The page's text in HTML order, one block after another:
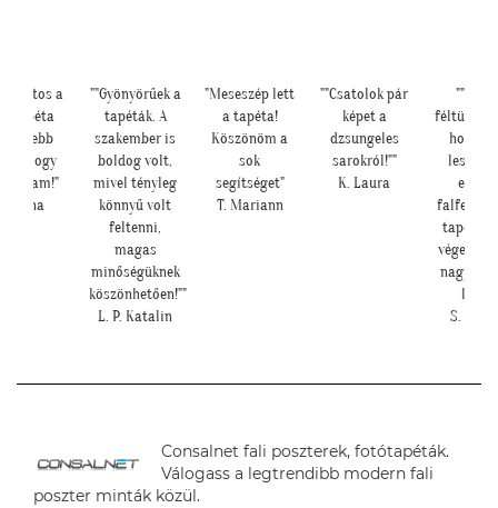
a
szebb
ahogy
Ilona
""Gyönyörűek a
tapéták. A
szakember is
boldog volt,
mivel tényleg
könnyű volt
feltenni,
magas
minőségüknek
köszönhetően!""
L. P. Katalin
"Meseszép lett
a tapéta!
Köszönöm a
sok
segítséget"
T. Mariann
""Csatolok pár
képet a
dzsungeles
sarokról!""
K. Laura
féltünk
hogy
lesz-e
ekkora
tapéta,
nagyon
lett.""
S.
Consalnet fali poszterek, fotótapéták.
Válogass a legtrendibb modern fali
poszter minták közül.